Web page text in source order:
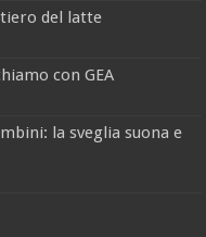
del latte
con GEA
la sveglia suona e